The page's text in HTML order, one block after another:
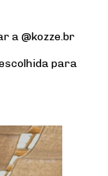
a @kozze.br
para